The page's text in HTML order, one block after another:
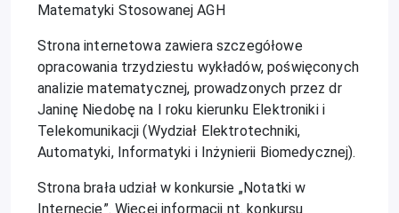
Matematyki Stosowanej AGH
Strona internetowa zawiera szczegółowe
opracowania trzydziestu wykładów, poświęconych
analizie matematycznej, prowadzonych przez dr
Janinę Niedobę na I roku kierunku Elektroniki i
Telekomunikacji (Wydział Elektrotechniki,
Automatyki, Informatyki i Inżynierii Biomedycznej).
Strona brała udział w konkursie „Notatki w
Internecie”. Więcej informacji nt. konkursu